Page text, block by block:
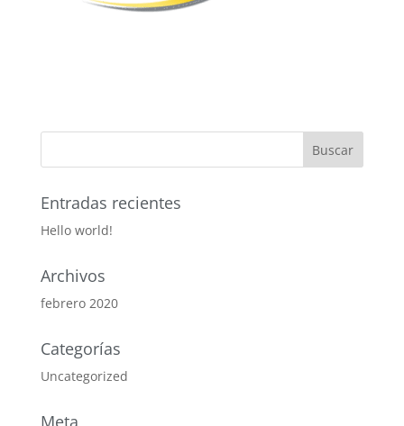
Entradas recientes
Hello world!
Archivos
febrero 2020
Categorías
Uncategorized